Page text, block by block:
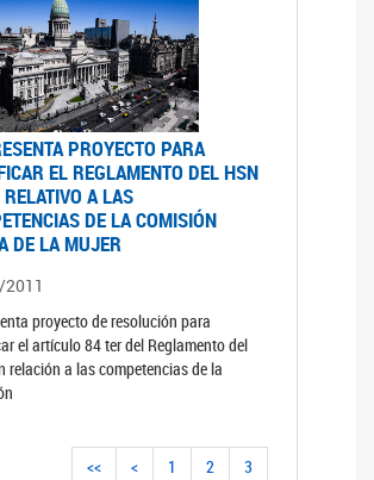
PROYECTO PARA
EL REGLAMENTO DEL HSN
A LAS
DE LA COMISIÓN
DE LA MUJER
proyecto de resolución para
el artículo 84 ter del Reglamento del
relación a las competencias de la
<< < 1 2
3